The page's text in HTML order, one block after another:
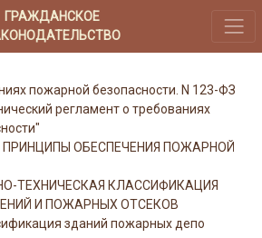
ГРАЖДАНСКОЕ
пожарной безопасности. N 123-ФЗ
регламент о требованиях
ПРИНЦИПЫ ОБЕСПЕЧЕНИЯ ПОЖАРНОЙ
ТЕХНИЧЕСКАЯ КЛАССИФИКАЦИЯ
И ПОЖАРНЫХ ОТСЕКОВ
зданий пожарных депо